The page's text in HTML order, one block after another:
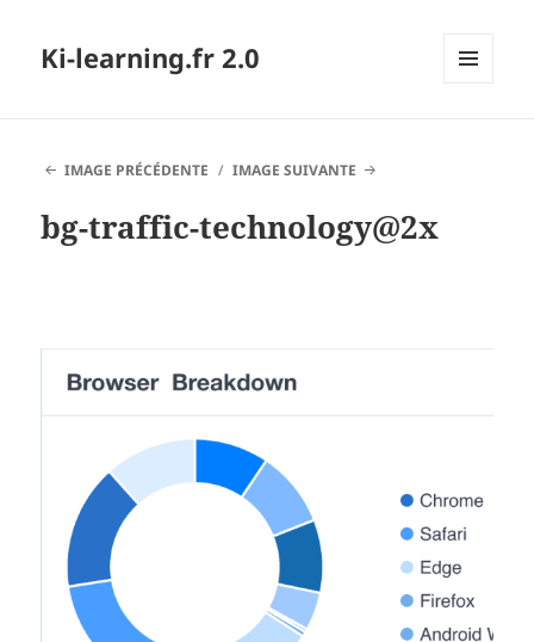
Ki-learning.fr 2.0
IMAGE PRÉCÉDENTE
IMAGE SUIVANTE
bg-traffic-technology@2x